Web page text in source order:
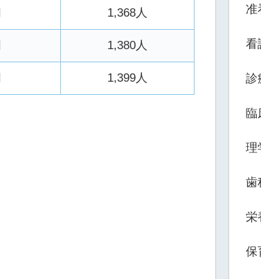
1,368人
1,380人
1,399人
准
看
診
臨
理
歯
栄
保